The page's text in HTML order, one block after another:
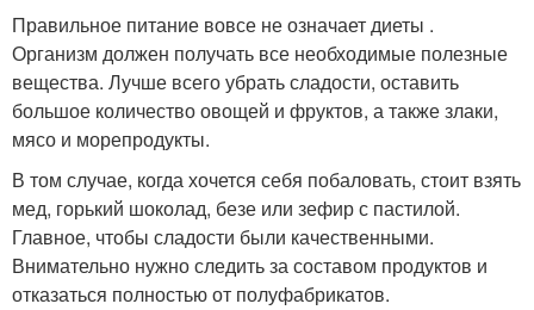
Правильное питание вовсе не означает диеты .
Организм должен получать все необходимые полезные
вещества. Лучше всего убрать сладости, оставить
большое количество овощей и фруктов, а также злаки,
мясо и морепродукты.
В том случае, когда хочется себя побаловать, стоит взять
мед, горький шоколад, безе или зефир с пастилой.
Главное, чтобы сладости были качественными.
Внимательно нужно следить за составом продуктов и
отказаться полностью от полуфабрикатов.